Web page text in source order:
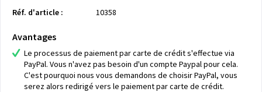
Réf. d'article : 10358
Avantages
Le processus de paiement par carte de crédit s'effectue via
PayPal. Vous n'avez pas besoin d'un compte Paypal pour cela.
C'est pourquoi nous vous demandons de choisir PayPal, vous
serez alors redirigé vers le paiement par carte de crédit.